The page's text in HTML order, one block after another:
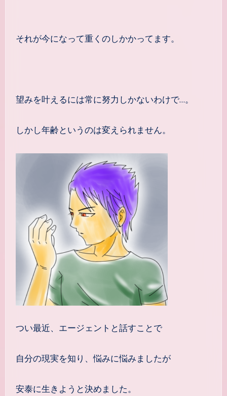
それが今になって重くのしかかってます。
望みを叶えるには常に努力しかないわけで…。
しかし年齢というのは変えられません。
つい最近、エージェントと話すことで
自分の現実を知り、悩みに悩みましたが
安泰に生きようと決めました。